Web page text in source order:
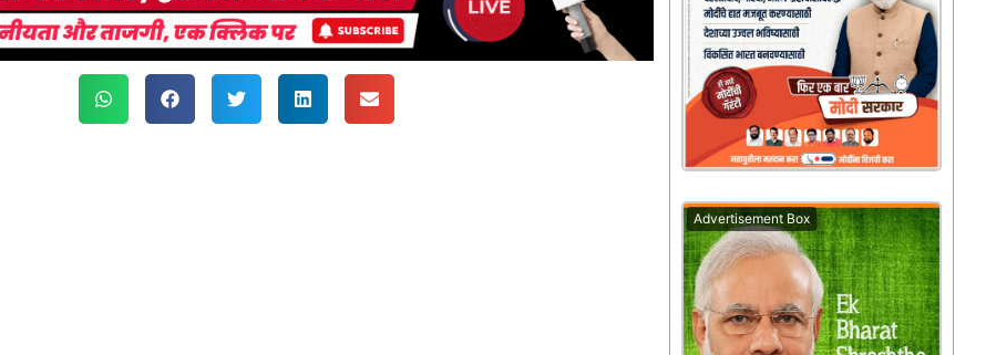
Advertisement Box